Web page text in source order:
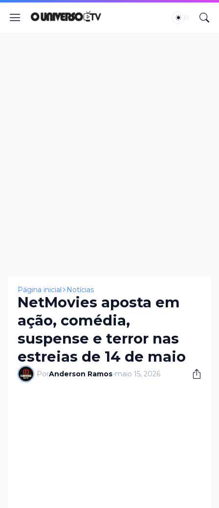
Página inicial Notícias
NetMovies aposta em
ação, comédia,
suspense e terror nas
estreias de 14 de maio
PorAnderson Ramos-maio 15, 2026